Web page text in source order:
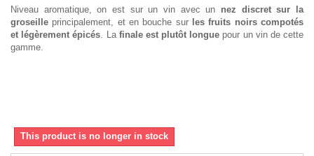
Niveau aromatique, on est sur un vin avec un nez discret sur la
groseille principalement, et en bouche sur les fruits noirs compotés
et légèrement épicés . La finale est plutôt longue pour un vin de cette
gamme.
This product is no longer in stock